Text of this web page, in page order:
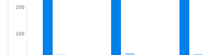
100
200
NGUYÊN